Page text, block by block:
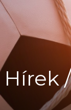
Hírek